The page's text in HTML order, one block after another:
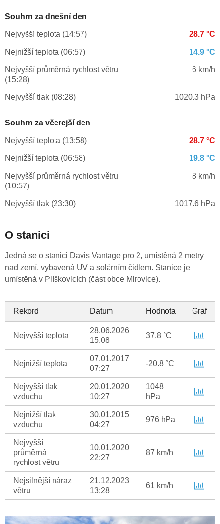
Souhrn za dnešní den
Nejvyšší teplota (14:57) 28.7 °C
Nejnižší teplota (06:57) 14.9 °C
Nejvyšší průměrná rychlost větru
(15:28)
6 km/h
Nejvyšší tlak (08:28) 1020.3 hPa
Souhrn za včerejší den
Nejvyšší teplota (13:58) 28.7 °C
Nejnižší teplota (06:58) 19.8 °C
Nejvyšší průměrná rychlost větru
(10:57)
8 km/h
Nejvyšší tlak (23:30) 1017.6 hPa
O stanici
Jedná se o stanici Davis Vantage pro 2, umístěná 2 metry
nad zemí, vybavená UV a solárním čidlem. Stanice je
umístěná v Plíškovicích (část obce Mirovice).
Rekord Datum Hodnota Graf
Nejvyšší teplota
28.06.2026
15:08
37.8 °C
Nejnižší teplota
07.01.2017
07:27
-20.8 °C
Nejvyšší tlak
vzduchu
20.01.2020
10:27
1048
hPa
Nejnižší tlak
vzduchu
30.01.2015
04:27
976 hPa
Nejvyšší
průměrná
rychlost větru
10.01.2020
22:27
87 km/h
Nejsilnější náraz
větru
21.12.2023
13:28
61 km/h